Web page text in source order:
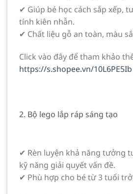
✔ Giúp bé học cách sắp xếp,
tính kiên nhẫn.
✔ Chất liệu gỗ an toàn, màu
Click vào đây để tham khảo
https://s.shopee.vn/10L6PE5Ib
2. Bộ lego lắp ráp sáng tạo
✔ Rèn luyện khả năng tưởng
kỹ năng giải quyết vấn đề.
✔ Phù hợp cho bé từ 3 tuổi